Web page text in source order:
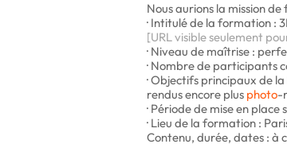
Nous aurions la mission
· Intitulé de la formation :
[URL visible seulement
· Niveau de maîtrise :
· Nombre de participants
· Objectifs principaux de
rendus encore plus photo-
· Période de mise en
· Lieu de la formation :
Contenu, durée, dates : à